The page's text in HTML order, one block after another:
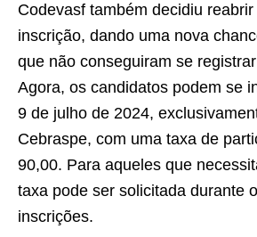
Codevasf também decidiu
inscrição, dando uma nova
que não conseguiram se
Agora, os candidatos podem se
9 de julho de 2024,
Cebraspe, com uma taxa de
90,00. Para aqueles que
taxa pode ser solicitada durante
inscrições.